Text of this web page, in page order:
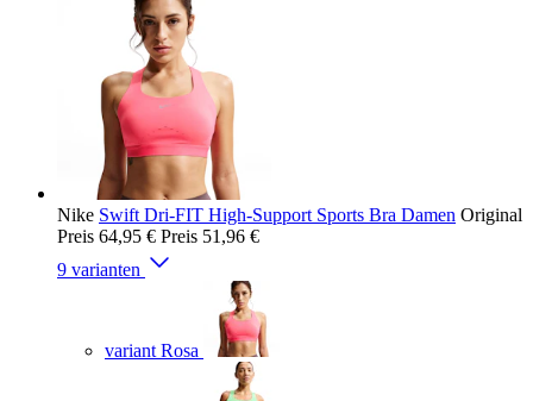
Nike Swift Dri-FIT High-Support Sports Bra Damen Original
Preis 64,95 € Preis 51,96 €
9 varianten
variant Rosa